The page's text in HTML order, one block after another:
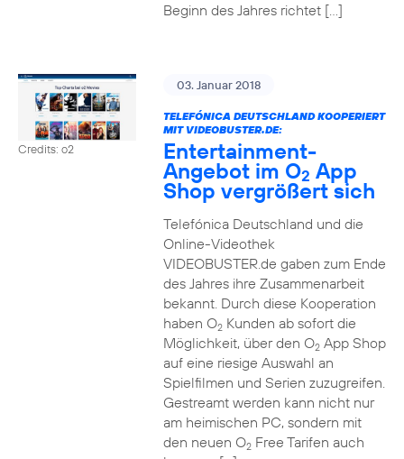
Beginn des Jahres richtet […]
Credits: o2
03. Januar 2018
TELEFÓNICA DEUTSCHLAND KOOPERIERT
MIT VIDEOBUSTER.DE:
Entertainment-
Angebot im O2 App
Shop vergrößert sich
Telefónica Deutschland und die
Online-Videothek
VIDEOBUSTER.de gaben zum Ende
des Jahres ihre Zusammenarbeit
bekannt. Durch diese Kooperation
haben O2Kunden ab sofort die
Möglichkeit, über den O2App Shop
auf eine riesige Auswahl an
Spielfilmen und Serien zuzugreifen.
Gestreamt werden kann nicht nur
am heimischen PC, sondern mit
den neuen O2Free Tarifen auch